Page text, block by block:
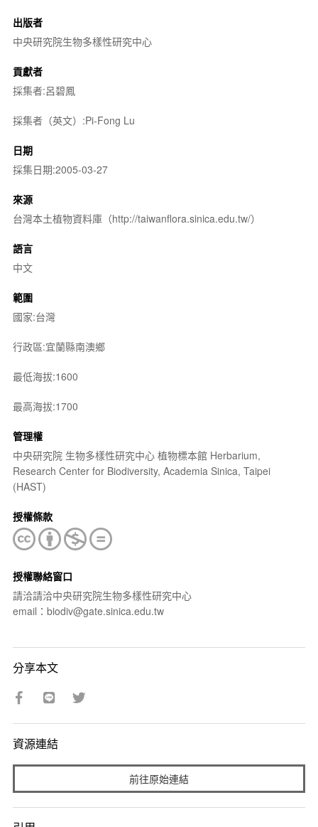
出版者
中央研究院生物多樣性研究中心
貢獻者
採集者:呂碧鳳
採集者（英文）:Pi-Fong Lu
日期
採集日期:2005-03-27
來源
台灣本土植物資料庫（http://taiwanflora.sinica.edu.tw/）
語言
中文
範圍
國家:台灣
行政區:宜蘭縣南澳鄉
最低海拔:1600
最高海拔:1700
管理權
中央研究院 生物多樣性研究中心 植物標本館 Herbarium,
Research Center for Biodiversity, Academia Sinica, Taipei
(HAST)
授權條款
授權聯絡窗口
請洽請洽中央研究院生物多樣性研究中心
email：biodiv@gate.sinica.edu.tw
分享本文
資源連結
前往原始連結